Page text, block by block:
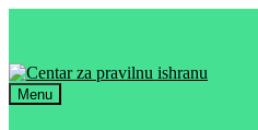
Menu